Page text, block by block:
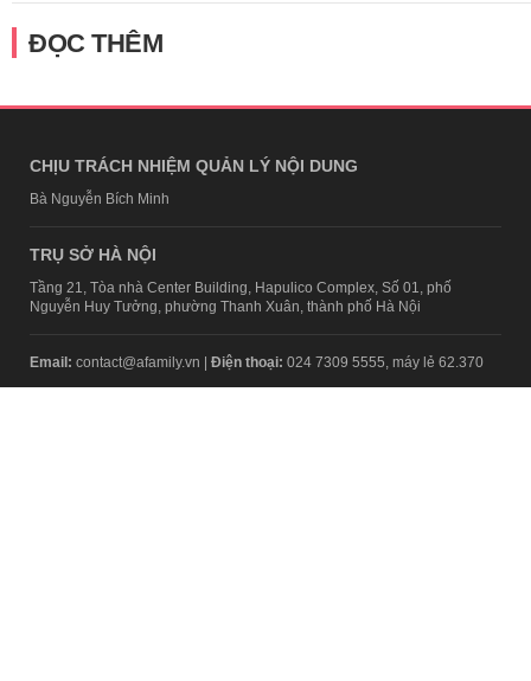
ĐỌC THÊM
CHỊU TRÁCH NHIỆM QUẢN LÝ NỘI DUNG
Bà Nguyễn Bích Minh
TRỤ SỞ HÀ NỘI
Tầng 21, Tòa nhà Center Building, Hapulico Complex, Số 01, phố
Nguyễn Huy Tưởng, phường Thanh Xuân, thành phố Hà Nội
Email: contact@afamily.vn | Điện thoại: 024 7309 5555, máy lẻ 62.370